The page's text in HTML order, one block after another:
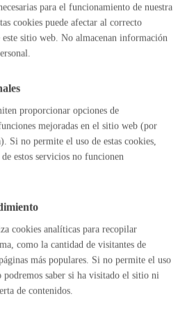
ONLINE
Volver atrás
de Donostia / San
la web
para el funcionamiento de nuestra
cookies puede afectar al correcto
sitio web. No almacenan información
proporcionar opciones de
mejoradas en el sitio web (por
Si no permite el uso de estas cookies,
estos servicios no funcionen
cookies analíticas para recopilar
como la cantidad de visitantes de
más populares. Si no permite el uso
podremos saber si ha visitado el sitio ni
de contenidos.